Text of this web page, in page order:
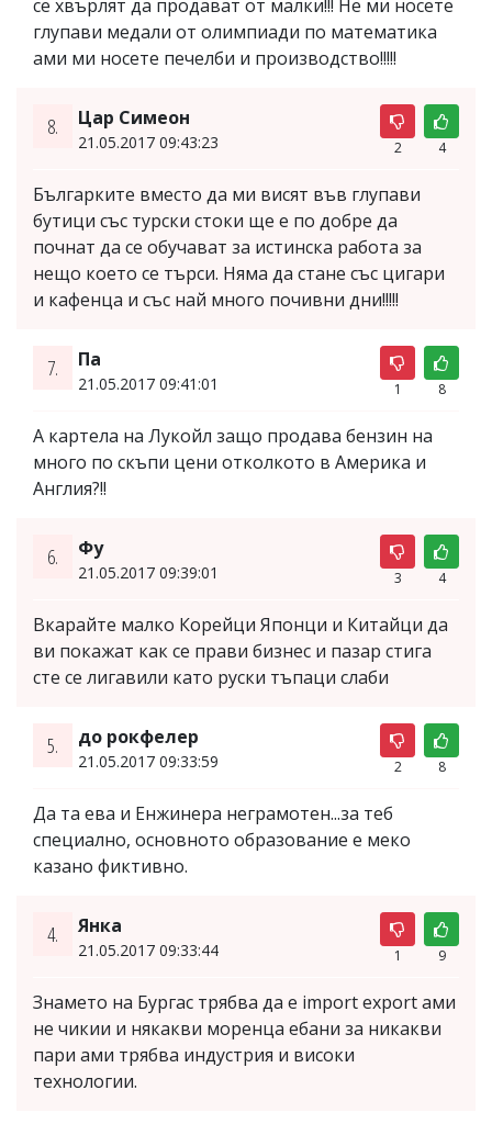
се хвърлят да продават от малки!!! Не ми носете
глупави медали от олимпиади по математика
ами ми носете печелби и производство!!!!!
8. Цар Симеон
21.05.2017 09:43:23 2 4
Българките вместо да ми висят във глупави
бутици със турски стоки ще е по добре да
почнат да се обучават за истинска работа за
нещо което се търси. Няма да стане със цигари
и кафенца и със най много почивни дни!!!!!
7. Па
21.05.2017 09:41:01 1 8
А картела на Лукойл защо продава бензин на
много по скъпи цени отколкото в Америка и
Англия?!!
6. Фу
21.05.2017 09:39:01 3 4
Вкарайте малко Корейци Японци и Китайци да
ви покажат как се прави бизнес и пазар стига
сте се лигавили като руски тъпаци слаби
5. до рокфелер
21.05.2017 09:33:59 2 8
Да та ева и Енжинера неграмотен...за теб
специално, основното образование е меко
казано фиктивно.
4. Янка
21.05.2017 09:33:44 1 9
Знамето на Бургас трябва да е import export ами
не чикии и някакви моренца ебани за никакви
пари ами трябва индустрия и високи
технологии.